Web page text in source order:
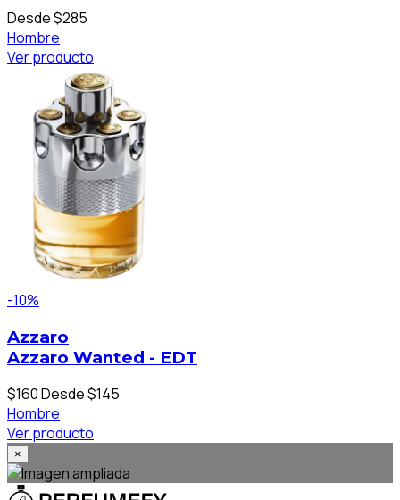
Desde $285
Hombre
Ver producto
-10%
Azzaro
Azzaro Wanted - EDT
$160Desde $145
Hombre
Ver producto
×